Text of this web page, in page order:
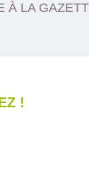
À LA
!